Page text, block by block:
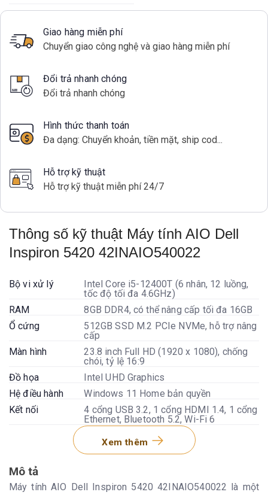
Giao hàng miễn phí
Chuyển giao công nghệ và giao hàng miễn phí
Đổi trả nhanh chóng
Đổi trả nhanh chóng
Hình thức thanh toán
Đa dạng: Chuyển khoản, tiền mặt, ship cod...
Hỗ trợ kỹ thuật
Hỗ trợ kỹ thuật miễn phí 24/7
Thông số kỹ thuật Máy tính AIO Dell
Inspiron 5420 42INAIO540022
Bộ vi xử lý
Intel Core i5-12400T (6 nhân, 12 luồng,
tốc độ tối đa 4.6GHz)
RAM
8GB DDR4, có thể nâng cấp tối đa 16GB
Ổ cứng
512GB SSD M.2 PCIe NVMe, hỗ trợ nâng
cấp
Màn hình
23.8 inch Full HD (1920 x 1080), chống
chói, tỷ lệ 16:9
Đồ họa
Intel UHD Graphics
Hệ điều hành
Windows 11 Home bản quyền
Kết nối
4 cổng USB 3.2, 1 cổng HDMI 1.4, 1 cổng
Ethernet, Bluetooth 5.2, Wi-Fi 6
Waves MaxxAudio® Pro
HD 720p với micro kép
Trọng lượng
Xem thêm
Mô tả
Máy tính AIO Dell Inspiron 5420 42INAIO540022 là một